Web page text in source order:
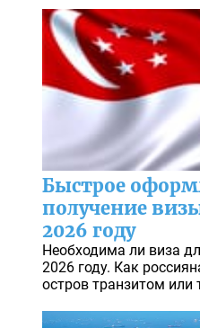
Быстрое
получение
2026 году
Необходима ли виза
2026 году. Как
остров транзитом или